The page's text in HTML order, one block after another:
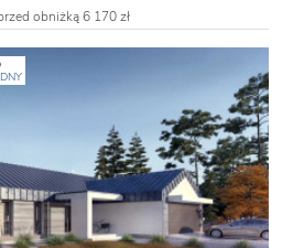
obniżką 6 170 zł